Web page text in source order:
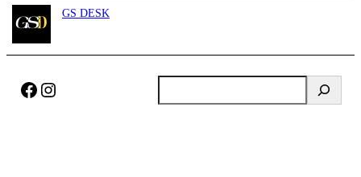
GS DESK
Facebook Instagram
u